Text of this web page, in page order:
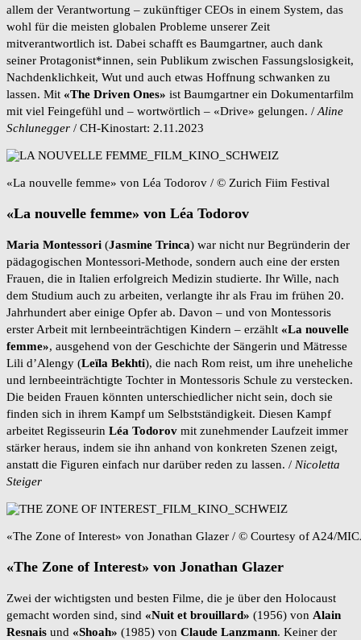
allem der Verantwortung – zukünftiger CEOs in einem System, das
wohl für die meisten globalen Probleme unserer Zeit
mitverantwortlich ist. Dabei schafft es Baumgartner, auch dank
seiner Protagonist*innen, sein Publikum zwischen Fassungslosigkeit,
Nachdenklichkeit, Wut und auch etwas Hoffnung schwanken zu
lassen. Mit «The Driven Ones» ist Baumgartner ein Dokumentarfilm
mit viel Feingefühl und – wortwörtlich – «Drive» gelungen. / Aline
Schlunegger / CH-Kinostart: 2.11.2023
«La nouvelle femme» von Léa Todorov / © Zurich Fiim Festival
«La nouvelle femme» von Léa Todorov
Maria Montessori (Jasmine Trinca) war nicht nur Begründerin der
pädagogischen Montessori-Methode, sondern auch eine der ersten
Frauen, die in Italien erfolgreich Medizin studierte. Ihr Wille, nach
dem Studium auch zu arbeiten, verlangte ihr als Frau im frühen 20.
Jahrhundert aber einige Opfer ab. Davon – und von Montessoris
erster Arbeit mit lernbeeinträchtigen Kindern – erzählt «La nouvelle
femme», ausgehend von der Geschichte der Sängerin und Mätresse
Lili d’Alengy (Leïla Bekhti), die nach Rom reist, um ihre uneheliche
und lernbeeinträchtigte Tochter in Montessoris Schule zu verstecken.
Die beiden Frauen könnten unterschiedlicher nicht sein, doch sie
finden sich in ihrem Kampf um Selbstständigkeit. Diesen Kampf
arbeitet Regisseurin Léa Todorov mit zunehmender Laufzeit immer
stärker heraus, indem sie ihn anhand von konkreten Szenen zeigt,
anstatt die Figuren einfach nur darüber reden zu lassen. / Nicoletta
Steiger
«The Zone of Interest» von Jonathan Glazer / © Courtesy of A24/
«The Zone of Interest» von Jonathan Glazer
Zwei der wichtigsten und besten Filme, die je über den Holocaust
gemacht worden sind, sind «Nuit et brouillard» (1956) von Alain
Resnais und «Shoah» (1985) von Claude Lanzmann. Keiner der